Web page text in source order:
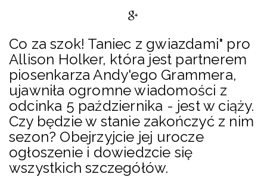
Co za szok! Taniec z gwiazdami" pro
Allison Holker, która jest partnerem
piosenkarza Andy'ego Grammera,
ujawniła ogromne wiadomości z
odcinka 5 października - jest w ciąży.
Czy będzie w stanie zakończyć z nim
sezon? Obejrzyjcie jej urocze
ogłoszenie i dowiedzcie się
wszystkich szczegółów.